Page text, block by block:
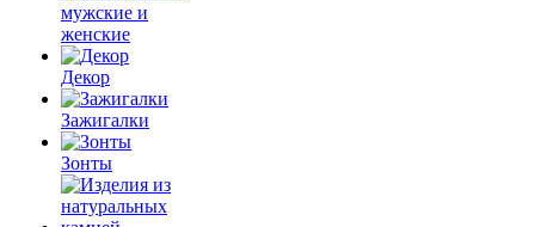
мужские и
женские
Декор
Зажигалки
Зонты